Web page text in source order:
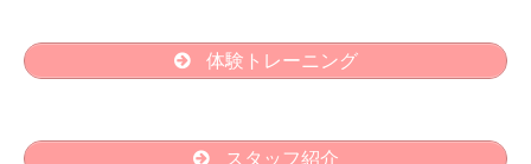
体験トレーニング
スタッフ紹介